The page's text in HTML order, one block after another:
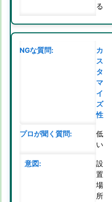
る
カ
ス
タ
マ
イ
ズ
性
低
い
設
置
場
所